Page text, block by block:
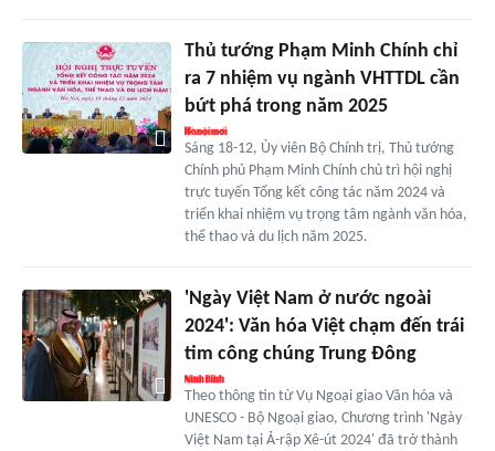
Thủ tướng Phạm Minh Chính chỉ
ra 7 nhiệm vụ ngành VHTTDL cần
bứt phá trong năm 2025
Sáng 18-12, Ủy viên Bộ Chính trị, Thủ tướng
Chính phủ Phạm Minh Chính chủ trì hội nghị
trực tuyến Tổng kết công tác năm 2024 và
triển khai nhiệm vụ trọng tâm ngành văn hóa,
thể thao và du lịch năm 2025.
'Ngày Việt Nam ở nước ngoài
2024': Văn hóa Việt chạm đến trái
tim công chúng Trung Đông
Theo thông tin từ Vụ Ngoại giao Văn hóa và
UNESCO - Bộ Ngoại giao, Chương trình 'Ngày
Việt Nam tại Ả-rập Xê-út 2024' đã trở thành